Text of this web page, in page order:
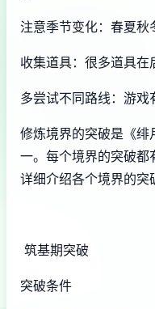
注意季节变化：春夏秋
收集道具：很多道具在
多尝试不同路线：游戏
修炼境界的突破是《绯
一。每个境界的突破都
详细介绍各个境界的突
筑基期突破
突破条件